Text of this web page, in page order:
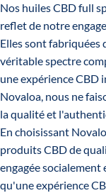
Nos huiles CBD full
reflet de notre
Elles sont fabriquées
véritable spectre
une expérience CBD
Novaloa, nous ne
la qualité et
En choisissant
produits CBD de
engagée
qu'une expérience